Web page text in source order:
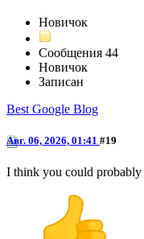
Новичок
Сообщения 44
Новичок
Записан
Best Google Blog
Авг. 06, 2026, 01:41 #19
I think you could probably